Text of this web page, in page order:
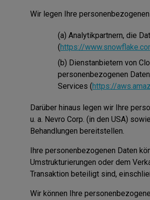
Wir legen Ihre
(a) Analytikpartnern, die
(https://
(b) Dienstanbietern von
personenbezogenen
Services (https://
Darüber hinaus legen wir Ihre
u. a. Nevro Corp. (in den USA)
Behandlungen bereitstellen.
Ihre personenbezogenen Daten
Umstrukturierungen oder dem
Transaktion beteiligt sind,
Wir können Ihre